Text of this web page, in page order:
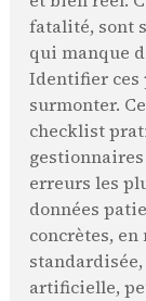
fatalité, sont
qui manque
Identifier ces
surmonter.
checklist
gestionnaires
erreurs les
données
concrètes,
artificielle,